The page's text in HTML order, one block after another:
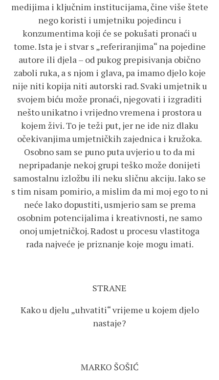
medijima i ključnim institucijama, čine više štete
nego koristi i umjetniku pojedincu i
konzumentima koji će se pokušati pronaći u
tome. Ista je i stvar s „referiranjima“ na pojedine
autore ili djela – od pukog prepisivanja obično
zaboli ruka, a s njom i glava, pa imamo djelo koje
nije niti kopija niti autorski rad. Svaki umjetnik u
svojem biću može pronaći, njegovati i izgraditi
nešto unikatno i vrijedno vremena i prostora u
kojem živi. To je teži put, jer ne ide niz dlaku
očekivanjima umjetničkih zajednica i kružoka.
Osobno sam se puno puta uvjerio u to da mi
nepripadanje nekoj grupi teško može donijeti
samostalnu izložbu ili neku sličnu akciju. Iako se
s tim nisam pomirio, a mislim da mi moj ego to ni
neće lako dopustiti, usmjerio sam se prema
osobnim potencijalima i kreativnosti, ne samo
onoj umjetničkoj. Radost u procesu vlastitoga
rada najveće je priznanje koje mogu imati.
STRANE
Kako u djelu „uhvatiti“ vrijeme u kojem djelo
nastaje?
MARKO ŠOŠIĆ